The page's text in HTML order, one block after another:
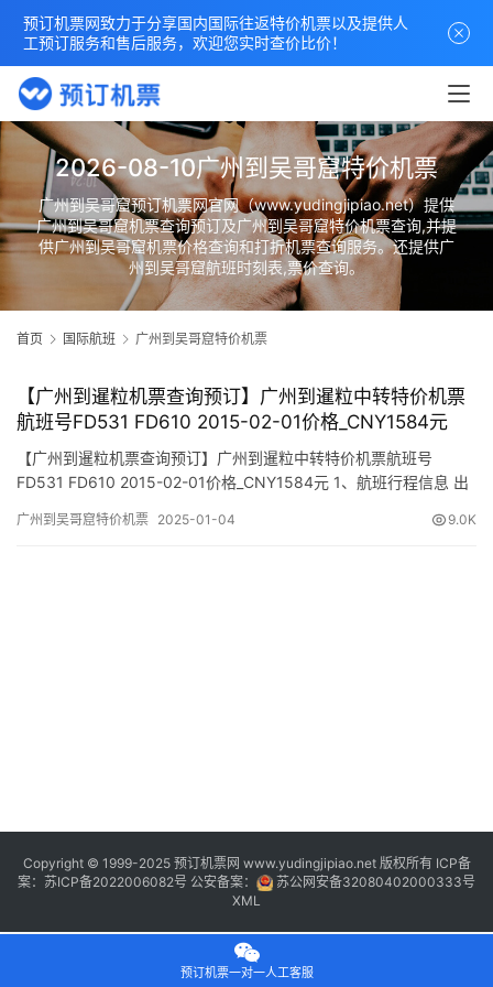
2026-08-10广州到吴哥窟特价机票
广州到吴哥窟预订机票网官网（www.yudingjipiao.net）提供
广州到吴哥窟机票查询预订及广州到吴哥窟特价机票查询,并提
供广州到吴哥窟机票价格查询和打折机票查询服务。还提供广
州到吴哥窟航班时刻表,票价查询。
首页 国际航班 广州到吴哥窟特价机票
【广州到暹粒机票查询预订】广州到暹粒中转特价机票
航班号FD531 FD610 2015-02-01价格_CNY1584元
【广州到暹粒机票查询预订】广州到暹粒中转特价机票航班号
FD531 FD610 2015-02-01价格_CNY1584元 1、航班行程信息 出
(Departure/Arrival) (Flight) (class) (Departure Time) (Arrival
广州到吴哥窟特价机票 2025-01-04 9.0K
Copyright © 1999-2025 预订机票网 www.yudingjipiao.net 版权所有 ICP备
案： 苏ICP备2022006082号 公安备案：
苏公网安备32080402000333号
XML
预订机票一对一人工客服
预订机票网致力于分享国内国际往返特价机票以及提供人
工预订服务和售后服务，欢迎您实时查价比价！